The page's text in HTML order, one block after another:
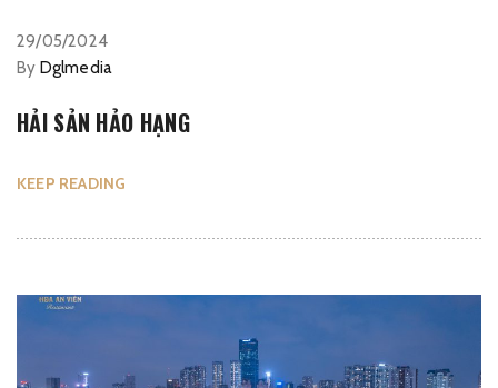
29/05/2024
By Dglmedia
HẢI SẢN HẢO HẠNG
KEEP READING